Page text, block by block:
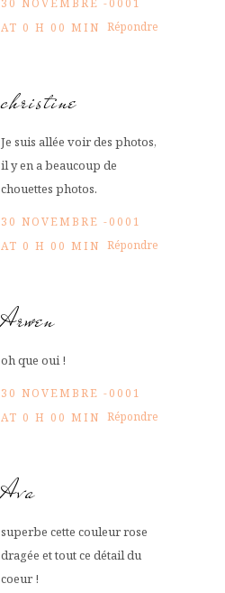
30 NOVEMBRE -0001
AT 0 H 00 MIN Répondre
christine
Je suis allée voir des photos,
il y en a beaucoup de
chouettes photos.
30 NOVEMBRE -0001
AT 0 H 00 MIN Répondre
Arwen
oh que oui !
30 NOVEMBRE -0001
AT 0 H 00 MIN Répondre
Ava
superbe cette couleur rose
dragée et tout ce détail du
coeur !